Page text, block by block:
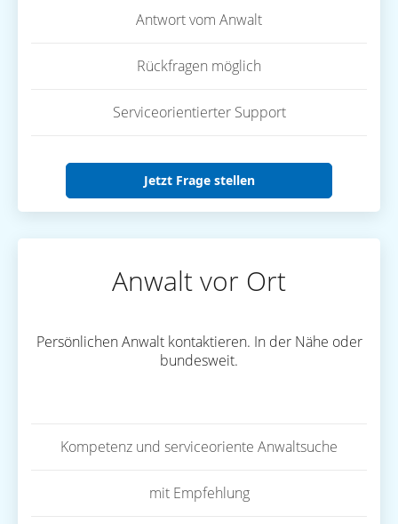
Antwort vom Anwalt
Rückfragen möglich
Serviceorientierter Support
Jetzt Frage stellen
Anwalt vor Ort
Persönlichen Anwalt kontaktieren. In der Nähe oder
bundesweit.
Kompetenz und serviceoriente Anwaltsuche
mit Empfehlung